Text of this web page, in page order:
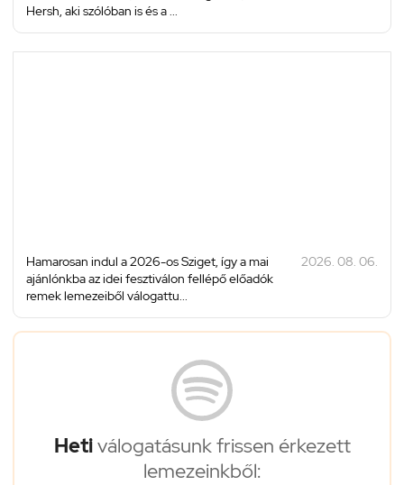
Hersh, aki szólóban is és a ...
Hamarosan indul a 2026-os Sziget, így a mai
ajánlónkba az idei fesztiválon fellépő előadók
remek lemezeiből válogattu...
2026. 08. 06.
Hetiválogatásunk frissen érkezett
lemezeinkből: